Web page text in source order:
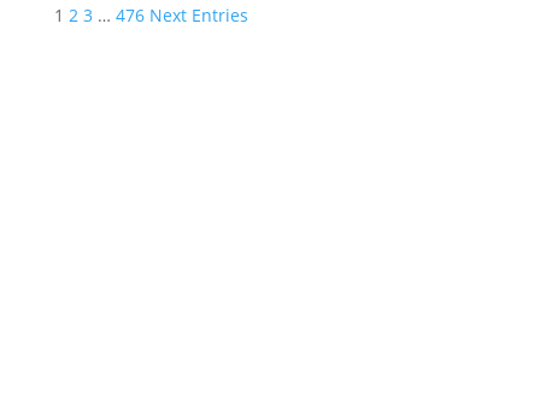
1 2 3 … 476 Next Entries